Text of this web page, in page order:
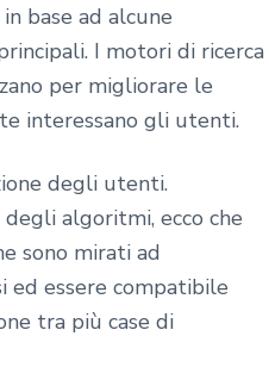
base ad alcune
I motori di ricerca
per migliorare le
interessano gli utenti.
degli utenti.
algoritmi, ecco che
sono mirati ad
ed essere compatibile
tra più case di